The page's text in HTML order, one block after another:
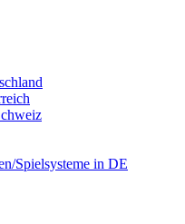
Spielsysteme in DE